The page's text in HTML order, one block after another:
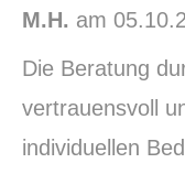
M.H. am
Die Beratung
vertrauensvoll
individuellen